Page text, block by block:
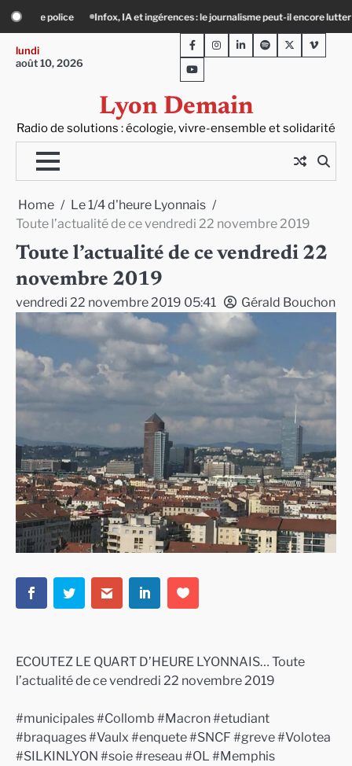
Skip
content
: le journalisme peut-il encore lutter ? Précarité, canicule, solitude :
lundi
août 10, 2026
Lyon Demain
Radio de solutions : écologie, vivre-ensemble et solidarité
FacebookInstagram
LinkedInSpotifyTwitterViméo
Youtube
Home
Le 1/4 d'heure Lyonnais
Toute l’actualité de ce vendredi 22 novembre 2019
Toute l’actualité de ce vendredi 22
novembre 2019
vendredi 22 novembre 2019 05:41 Gérald Bouchon
ECOUTEZ LE QUART D’HEURE LYONNAIS… Toute
l’actualité de ce vendredi 22 novembre 2019
#municipales #Collomb #Macron #etudiant
#braquages #Vaulx #enquete #SNCF #greve #Volotea
#SILKINLYON #soie #reseau #OL #Memphis